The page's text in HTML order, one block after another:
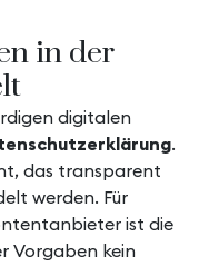
in der
digitalen
.
das transparent
werden. Für
ist die
Vorgaben kein